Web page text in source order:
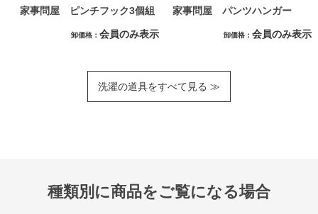
家事問屋 ピンチフック3個組
卸価格 会員のみ表示
家事問屋 パンツハンガー
卸価格 会員のみ表示
洗濯の道具をすべて見る ≫
種類別に商品をご覧になる場合